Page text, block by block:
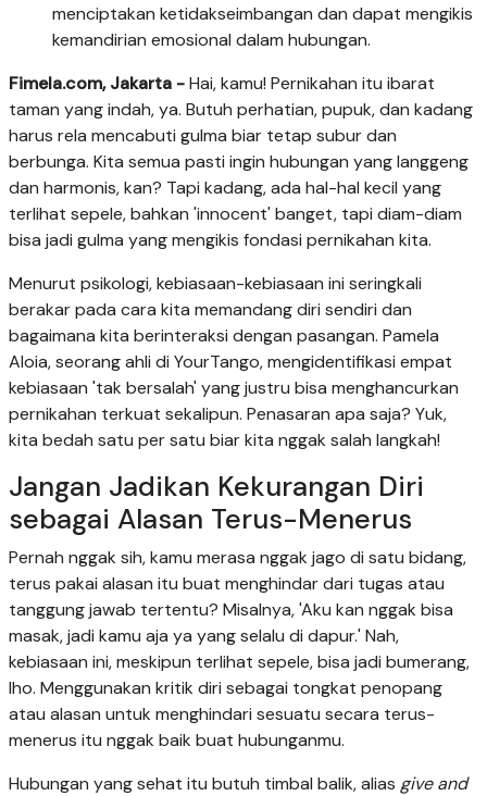
menciptakan ketidakseimbangan dan dapat mengikis
kemandirian emosional dalam hubungan.
Fimela.com, Jakarta -Hai, kamu! Pernikahan itu ibarat
taman yang indah, ya. Butuh perhatian, pupuk, dan kadang
harus rela mencabuti gulma biar tetap subur dan
berbunga. Kita semua pasti ingin hubungan yang langgeng
dan harmonis, kan? Tapi kadang, ada hal-hal kecil yang
terlihat sepele, bahkan 'innocent' banget, tapi diam-diam
bisa jadi gulma yang mengikis fondasi pernikahan kita.
Menurut psikologi, kebiasaan-kebiasaan ini seringkali
berakar pada cara kita memandang diri sendiri dan
bagaimana kita berinteraksi dengan pasangan. Pamela
Aloia, seorang ahli di YourTango, mengidentifikasi empat
kebiasaan 'tak bersalah' yang justru bisa menghancurkan
pernikahan terkuat sekalipun. Penasaran apa saja? Yuk,
kita bedah satu per satu biar kita nggak salah langkah!
Jangan Jadikan Kekurangan Diri
sebagai Alasan Terus-Menerus
Pernah nggak sih, kamu merasa nggak jago di satu bidang,
terus pakai alasan itu buat menghindar dari tugas atau
tanggung jawab tertentu? Misalnya, 'Aku kan nggak bisa
masak, jadi kamu aja ya yang selalu di dapur.' Nah,
kebiasaan ini, meskipun terlihat sepele, bisa jadi bumerang,
lho. Menggunakan kritik diri sebagai tongkat penopang
atau alasan untuk menghindari sesuatu secara terus-
menerus itu nggak baik buat hubunganmu.
Hubungan yang sehat itu butuh timbal balik, alias give and